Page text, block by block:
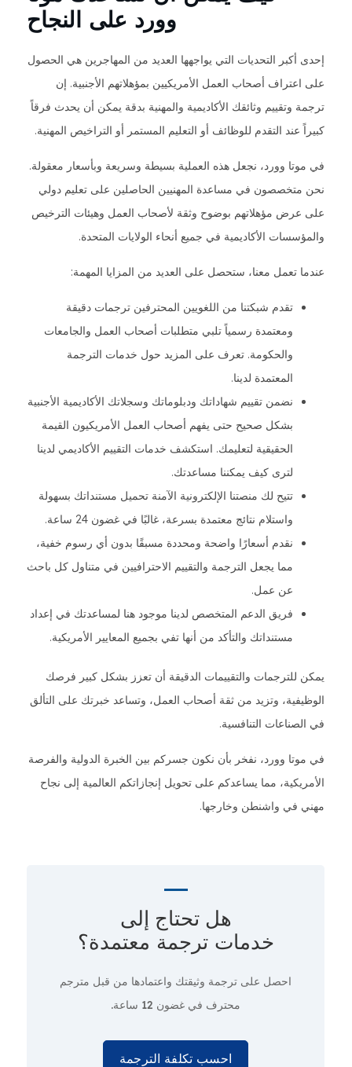
وورد على النجاح
إحدى أكبر التحديات التي يواجهها العديد من المهاجرين هي الحصول
على اعتراف أصحاب العمل الأمريكيين بمؤهلاتهم الأجنبية. إن
ترجمة وتقييم وثائقك الأكاديمية والمهنية بدقة يمكن أن يحدث فرقاً
كبيراً عند التقدم للوظائف أو التعليم المستمر أو التراخيص المهنية.
في موتا وورد، نجعل هذه العملية بسيطة وسريعة وبأسعار معقولة.
نحن متخصصون في مساعدة المهنيين الحاصلين على تعليم دولي
على عرض مؤهلاتهم بوضوح وثقة لأصحاب العمل وهيئات الترخيص
والمؤسسات الأكاديمية في جميع أنحاء الولايات المتحدة.
عندما تعمل معنا، ستحصل على العديد من المزايا المهمة:
تقدم شبكتنا من اللغويين المحترفين ترجمات دقيقة
ومعتمدة رسمياً تلبي متطلبات أصحاب العمل والجامعات
والحكومة. تعرف على المزيد حول خدمات الترجمة
المعتمدة لدينا.
نضمن تقييم شهاداتك ودبلوماتك وسجلاتك الأكاديمية الأجنبية
بشكل صحيح حتى يفهم أصحاب العمل الأمريكيون القيمة
الحقيقية لتعليمك. استكشف خدمات التقييم الأكاديمي لدينا
لترى كيف يمكننا مساعدتك.
تتيح لك منصتنا الإلكترونية الآمنة تحميل مستنداتك بسهولة
واستلام نتائج معتمدة بسرعة، غالبًا في غضون 24 ساعة.
نقدم أسعارًا واضحة ومحددة مسبقًا بدون أي رسوم خفية،
مما يجعل الترجمة والتقييم الاحترافيين في متناول كل باحث
عن عمل.
فريق الدعم المتخصص لدينا موجود هنا لمساعدتك في إعداد
مستنداتك والتأكد من أنها تفي بجميع المعايير الأمريكية.
يمكن للترجمات والتقييمات الدقيقة أن تعزز بشكل كبير فرصك
الوظيفية، وتزيد من ثقة أصحاب العمل، وتساعد خبرتك على التألق
في الصناعات التنافسية.
في موتا وورد، نفخر بأن نكون جسركم بين الخبرة الدولية والفرصة
الأمريكية، مما يساعدكم على تحويل إنجازاتكم العالمية إلى نجاح
مهني في واشنطن وخارجها.
هل تحتاج إلى
خدمات ترجمة معتمدة؟
احصل على ترجمة وثيقتك واعتمادها من قبل مترجم
محترف في غضون 12 ساعة.
احسب تكلفة الترجمة